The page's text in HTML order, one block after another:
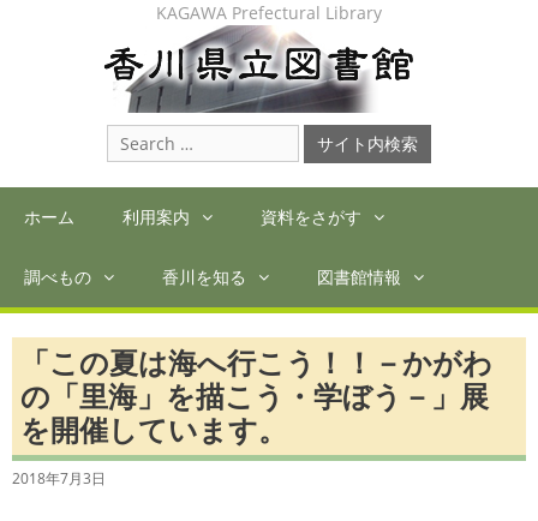
KAGAWA Prefectural Library
Search
for:
ホーム 利用案内 資料をさがす
調べもの 香川を知る 図書館情報
「この夏は海へ行こう！！－かがわ
の「里海」を描こう・学ぼう－」展
を開催しています。
2018年7月3日